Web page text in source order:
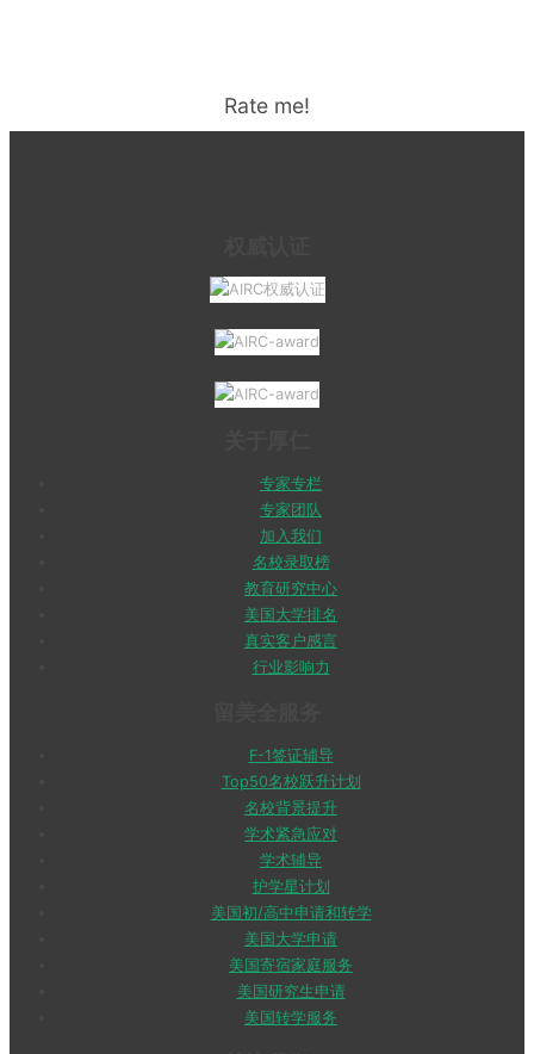
Rate me!
专家专栏
专家团队
加入我们
名校录取榜
教育研究中心
美国大学排名
真实客户感言
行业影响力
F-1签证辅导
Top50名校跃升计划
名校背景提升
学术紧急应对
学术辅导
护学星计划
美国初/高中申请和转学
美国大学申请
美国寄宿家庭服务
美国研究生申请
美国转学服务